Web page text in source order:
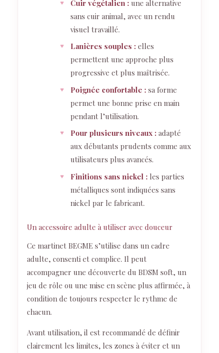
Cuir végétalien :une alternative
sans cuir animal, avec un rendu
visuel travaillé.
Lanières souples :elles
permettent une approche plus
progressive et plus maîtrisée.
Poignée confortable :sa forme
permet une bonne prise en main
pendant l’utilisation.
Pour plusieurs niveaux :adapté
aux débutants prudents comme aux
utilisateurs plus avancés.
Finitions sans nickel :les parties
métalliques sont indiquées sans
nickel par le fabricant.
Un accessoire adulte à utiliser avec douceur
Ce martinet BEGME s’utilise dans un cadre
adulte, consenti et complice. Il peut
accompagner une découverte du BDSM soft, un
jeu de rôle ou une mise en scène plus affirmée, à
condition de toujours respecter le rythme de
chacun.
Avant utilisation, il est recommandé de définir
clairement les limites, les zones à éviter et un